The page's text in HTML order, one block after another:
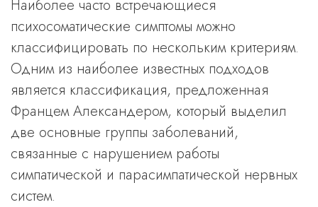
Наиболее часто встречающиеся
психосоматические симптомы можно
классифицировать по нескольким критериям.
Одним из наиболее известных подходов
является классификация, предложенная
Францем Александером, который выделил
две основные группы заболеваний,
связанные с нарушением работы
симпатической и парасимпатической нервных
систем.